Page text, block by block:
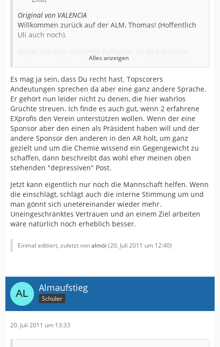
Original von VALENCIA
Willkommen zurück auf der ALM, Thomas! (Hoffentlich
Uli auch noch).
erinnern und dem Verein der Ihnen so ziemlich alles
Denn nichts anderes kann man diesen Fußball-
Persönlichkeiten unterstellen.
Wer hier wieder "Haare" sucht ist ein notorischer
Nörgler und sollte dieses Forum nicht mehr mit seinen
depressiven Weisheiten belasten.
Hier geht´s um Konsolidierung versehen mit Aufbruch-
Stimmung. Kein Platz für Nörgler.
an.
Alles anzeigen
Es mag ja sein, dass Du recht hast. Topscorers
Andeutungen sprechen da aber eine ganz andere Sprache.
Er gehört nun leider nicht zu denen, die hier wahrlos
Grüchte streuen. Ich finde es auch gut, wenn 2 erfahrene
EXprofis den Verein unterstützen wollen. Wenn der eine
Sponsor aber den einen als Präsident haben will und der
andere Sponsor den anderen in den AR holt, um ganz
gezielt und um die Chemie wissend ein Gegengewicht zu
schaffen, dann beschreibt das wohl eher meinen oben
stehenden "depressiven" Post.
Jetzt kann eigentlich nur noch die Mannschaft helfen. Wenn
die einschlägt, schlägt auch die interne Stimmung um und
man gönnt sich unetereinander wieder mehr.
Uneingeschränktes Vertrauen und an einem Ziel arbeiten
wäre natürlich noch erheblich besser.
Einmal editiert, zuletzt vonalmöi (20. Juli 2011 um 12:40)
Almaufstieg
Schüler
20. Juli 2011 um 13:33